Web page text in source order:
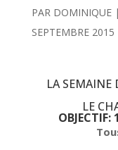
PAR DOMINIQUE|
SEPTEMBRE 2015
LA SEMAINE
LE